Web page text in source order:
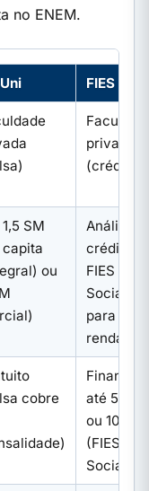
no ENEM.
FIES
privada
(crédito)
SM
capita
ou
Análise
crédito;
FIES
Social
para
renda
cobre
Financia
até 50%
ou 100%
(FIES
Social)